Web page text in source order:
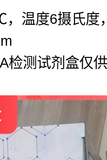
温度6摄氏度
检测试剂盒仅